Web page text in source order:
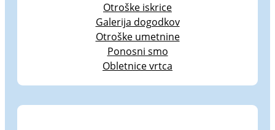
Otroške iskrice
Galerija dogodkov
Otroške umetnine
Ponosni smo
Obletnice vrtca